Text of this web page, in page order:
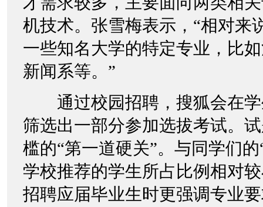
机技术。张雪梅表示，“相对来
一些知名大学的特定专业，比
新闻系等。”
通过校园招聘，搜狐会在学
筛选出一部分参加选拔考试。
槛的“第一道硬关”。与同学们
学校推荐的学生所占比例相对
招聘应届毕业生时更强调专业